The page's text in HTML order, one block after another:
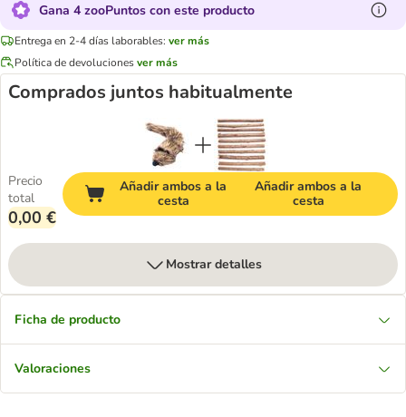
Gana 4 zooPuntos con este producto
Entrega en 2-4 días laborables: ver más
Política de devolucionesver más
Comprados juntos habitualmente
Precio
total
0,00 €
Añadir ambos a la
cesta
Añadir ambos a la
cesta
Mostrar detalles
Ficha de producto
Valoraciones